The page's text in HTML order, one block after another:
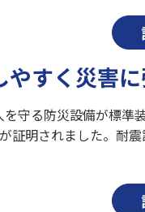
やすく災害
守る防災設備が標
証明されました。耐